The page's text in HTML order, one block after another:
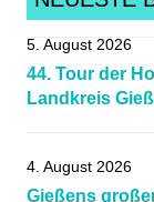
5. August 2026
44. Tour der
Landkreis
4. August 2026
Gießens